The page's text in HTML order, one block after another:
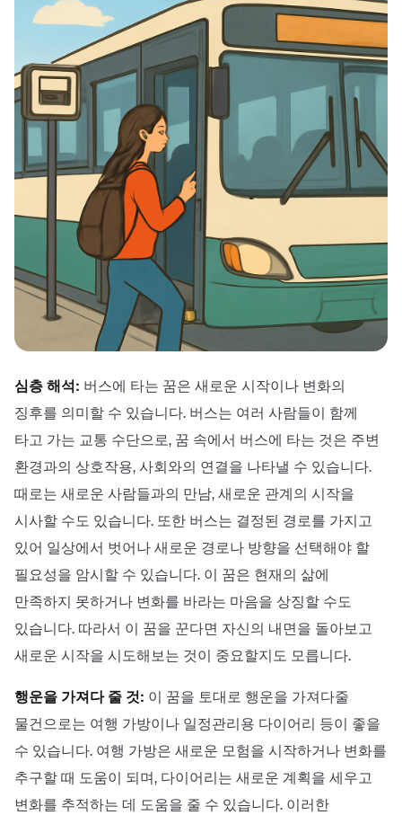
심층 해석: 버스에 타는 꿈은 새로운 시작이나 변화의
징후를 의미할 수 있습니다. 버스는 여러 사람들이 함께
타고 가는 교통 수단으로, 꿈 속에서 버스에 타는 것은 주변
환경과의 상호작용, 사회와의 연결을 나타낼 수 있습니다.
때로는 새로운 사람들과의 만남, 새로운 관계의 시작을
시사할 수도 있습니다. 또한 버스는 결정된 경로를 가지고
있어 일상에서 벗어나 새로운 경로나 방향을 선택해야 할
필요성을 암시할 수 있습니다. 이 꿈은 현재의 삶에
만족하지 못하거나 변화를 바라는 마음을 상징할 수도
있습니다. 따라서 이 꿈을 꾼다면 자신의 내면을 돌아보고
새로운 시작을 시도해보는 것이 중요할지도 모릅니다.
행운을 가져다 줄 것: 이 꿈을 토대로 행운을 가져다줄
물건으로는 여행 가방이나 일정관리용 다이어리 등이 좋을
수 있습니다. 여행 가방은 새로운 모험을 시작하거나 변화를
추구할 때 도움이 되며, 다이어리는 새로운 계획을 세우고
변화를 추적하는 데 도움을 줄 수 있습니다. 이러한